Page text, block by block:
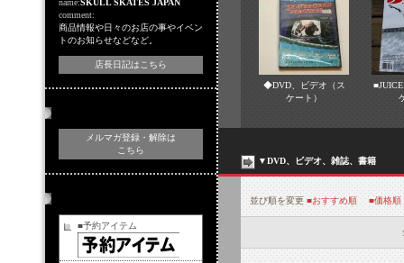
name:SKULL SKATES JAPAN
comment:
商品情報や日々のお店の事やイベン
トのお知らせなどなど。
店長日記はこちら
メルマガ登録・解除は
こちら
■予約アイテム
◆DVD、ビデオ（ス
ケート）
▼DVD、ビデオ、雑誌、書籍
並び順を変更■おすすめ順 ■価格順